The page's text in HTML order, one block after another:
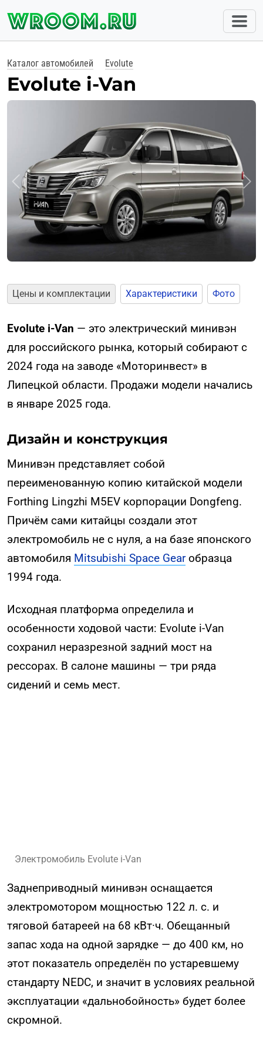
Каталог автомобилей Evolute
Evolute i-Van
Previous
Цены и комплектации Характеристики Фото
Evolute i-Van — это электрический минивэн
для российского рынка, который собирают с
2024 года на заводе «Моторинвест» в
Липецкой области. Продажи модели начались
в январе 2025 года.
Дизайн и конструкция
Минивэн представляет собой
переименованную копию китайской модели
Forthing Lingzhi M5EV корпорации Dongfeng.
Причём сами китайцы создали этот
электромобиль не с нуля, а на базе японского
автомобиля Mitsubishi Space Gearобразца
1994 года.
Исходная платформа определила и
особенности ходовой части: Evolute i-Van
сохранил неразрезной задний мост на
рессорах. В салоне машины — три ряда
сидений и семь мест.
Электромобиль Evolute i-Van
Заднеприводный минивэн оснащается
электромотором мощностью 122 л. с. и
тяговой батареей на 68 кВт·ч. Обещанный
запас хода на одной зарядке — до 400 км, но
этот показатель определён по устаревшему
стандарту NEDC, и значит в условиях реальной
эксплуатации «дальнобойность» будет более
скромной.